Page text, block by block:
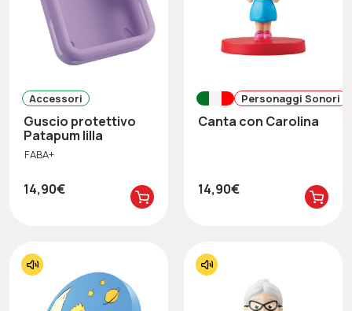
Accessori
Guscio protettivo
Patapum lilla
FABA+
14,90€
Personaggi Sonori
Canta con Carolina
14,90€